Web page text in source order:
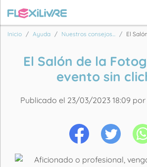
Inicio Ayuda Nuestros consejos... El
El Salón de la
evento sin
Publicado el 23/03/2023 18:09 por